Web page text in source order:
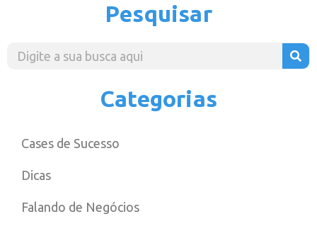
Pesquisar
Categorias
Cases de Sucesso
Dicas
Falando de Negócios